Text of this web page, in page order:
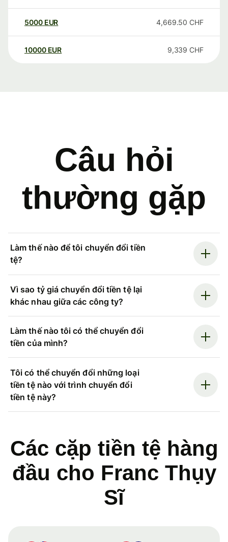
5000 EUR 4,669.50 CHF
10000 EUR 9,339 CHF
Câu hỏi
thường gặp
Làm thế nào để tôi chuyển đổi tiền
tệ?
Vì sao tỷ giá chuyển đổi tiền tệ lại
khác nhau giữa các công ty?
Làm thế nào tôi có thể chuyển đổi
tiền của mình?
Tôi có thể chuyển đổi những loại
tiền tệ nào với trình chuyển đổi
tiền tệ này?
Các cặp tiền tệ hàng
đầu cho Franc Thụy
Sĩ